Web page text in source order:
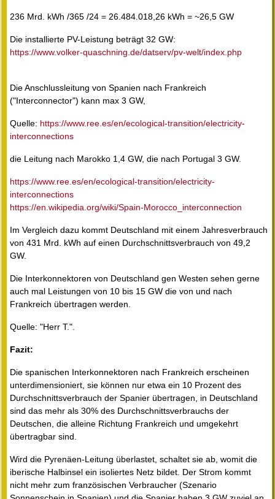
236 Mrd. kWh /365 /24 = 26.484.018,26 kWh = ~26,5 GW
Die installierte PV-Leistung beträgt 32 GW:
https://www.volker-quaschning.de/datserv/pv-welt/index.php
Die Anschlussleitung von Spanien nach Frankreich
("Interconnector") kann max 3 GW,
Quelle: https://www.ree.es/en/ecological-transition/electricity-
interconnections
die Leitung nach Marokko 1,4 GW, die nach Portugal 3 GW.
https://www.ree.es/en/ecological-transition/electricity-
interconnections
https://en.wikipedia.org/wiki/Spain-Morocco_interconnection
Im Vergleich dazu kommt Deutschland mit einem Jahresverbrauch
von 431 Mrd. kWh auf einen Durchschnittsverbrauch von 49,2
GW.
Die Interkonnektoren von Deutschland gen Westen sehen gerne
auch mal Leistungen von 10 bis 15 GW die von und nach
Frankreich übertragen werden.
Quelle: "Herr T.".
Fazit:
Die spanischen Interkonnektoren nach Frankreich erscheinen
unterdimensioniert, sie können nur etwa ein 10 Prozent des
Durchschnittsverbrauch der Spanier übertragen, in Deutschland
sind das mehr als 30% des Durchschnittsverbrauchs der
Deutschen, die alleine Richtung Frankreich und umgekehrt
übertragbar sind.
Wird die Pyrenäen-Leitung überlastet, schaltet sie ab, womit die
iberische Halbinsel ein isoliertes Netz bildet. Der Strom kommt
nicht mehr zum französischen Verbraucher (Szenario